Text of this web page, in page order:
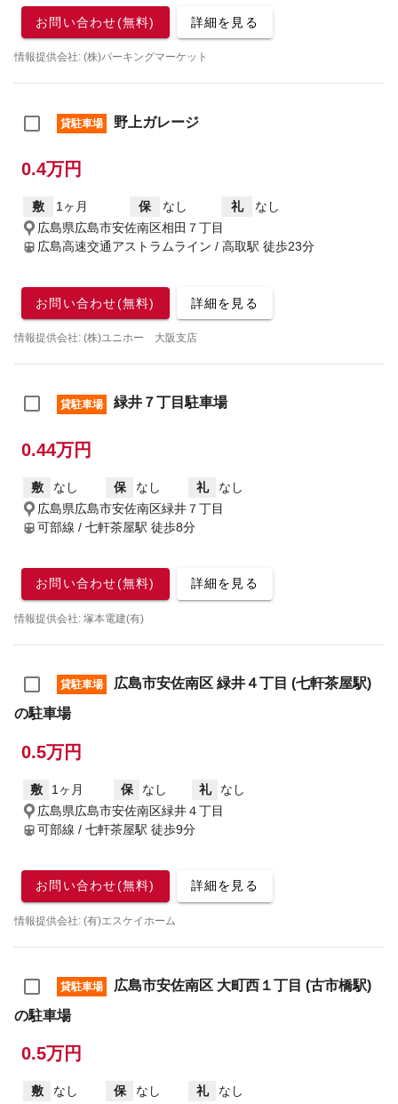
お問い合わせ(無料) 詳細を見る
情報提供会社: (株)パーキングマーケット
貸駐車場 野上ガレージ
0.4万円
敷 1ヶ月 保 なし 礼
なし
広島県広島市安佐南区相田７丁目
広島高速交通アストラムライン / 高取駅 徒歩23分
お問い合わせ(無料) 詳細を見る
情報提供会社: (株)ユニホー 大阪支店
貸駐車場 緑井７丁目駐車場
0.44万円
敷 なし 保 なし 礼
なし
広島県広島市安佐南区緑井７丁目
可部線 / 七軒茶屋駅 徒歩8分
お問い合わせ(無料) 詳細を見る
情報提供会社: 塚本電建(有)
貸駐車場
広島市安佐南区 緑井４丁目 (七軒茶屋駅)
の駐車場
0.5万円
敷 1ヶ月 保 なし 礼
なし
広島県広島市安佐南区緑井４丁目
可部線 / 七軒茶屋駅 徒歩9分
お問い合わせ(無料) 詳細を見る
情報提供会社: (有)エスケイホーム
貸駐車場
広島市安佐南区 大町西１丁目 (古市橋駅)
の駐車場
0.5万円
敷 なし 保 なし 礼
なし